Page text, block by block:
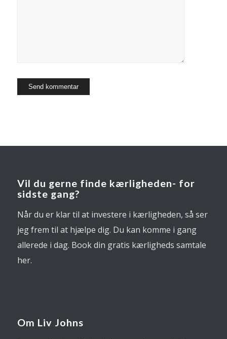
Vil du gerne finde kærligheden- for
sidste gang?
Når du er klar til at investere i kærligheden, så ser
jeg frem til at hjælpe dig. Du kan komme i gang
allerede i dag. Book din gratis kærligheds samtale
her.
Om Liv Johns